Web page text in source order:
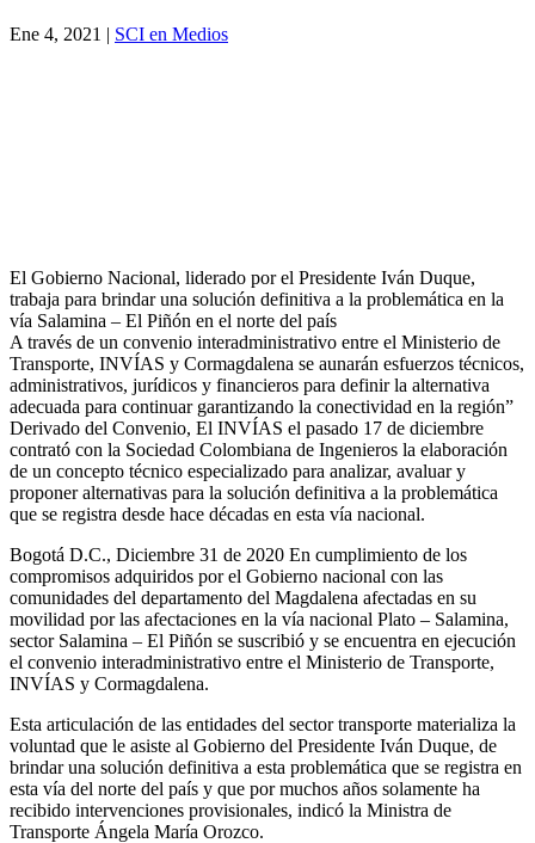
Ene 4, 2021 | SCI en Medios
El Gobierno Nacional, liderado por el Presidente Iván Duque,
trabaja para brindar una solución definitiva a la problemática en la
vía Salamina – El Piñón en el norte del país
A través de un convenio interadministrativo entre el Ministerio de
Transporte, INVÍAS y Cormagdalena se aunarán esfuerzos técnicos,
administrativos, jurídicos y financieros para definir la alternativa
adecuada para continuar garantizando la conectividad en la región”
Derivado del Convenio, El INVÍAS el pasado 17 de diciembre
contrató con la Sociedad Colombiana de Ingenieros la elaboración
de un concepto técnico especializado para analizar, avaluar y
proponer alternativas para la solución definitiva a la problemática
que se registra desde hace décadas en esta vía nacional.
Bogotá D.C., Diciembre 31 de 2020 En cumplimiento de los
compromisos adquiridos por el Gobierno nacional con las
comunidades del departamento del Magdalena afectadas en su
movilidad por las afectaciones en la vía nacional Plato – Salamina,
sector Salamina – El Piñón se suscribió y se encuentra en ejecución
el convenio interadministrativo entre el Ministerio de Transporte,
INVÍAS y Cormagdalena.
Esta articulación de las entidades del sector transporte materializa la
voluntad que le asiste al Gobierno del Presidente Iván Duque, de
brindar una solución definitiva a esta problemática que se registra en
esta vía del norte del país y que por muchos años solamente ha
recibido intervenciones provisionales, indicó la Ministra de
Transporte Ángela María Orozco.